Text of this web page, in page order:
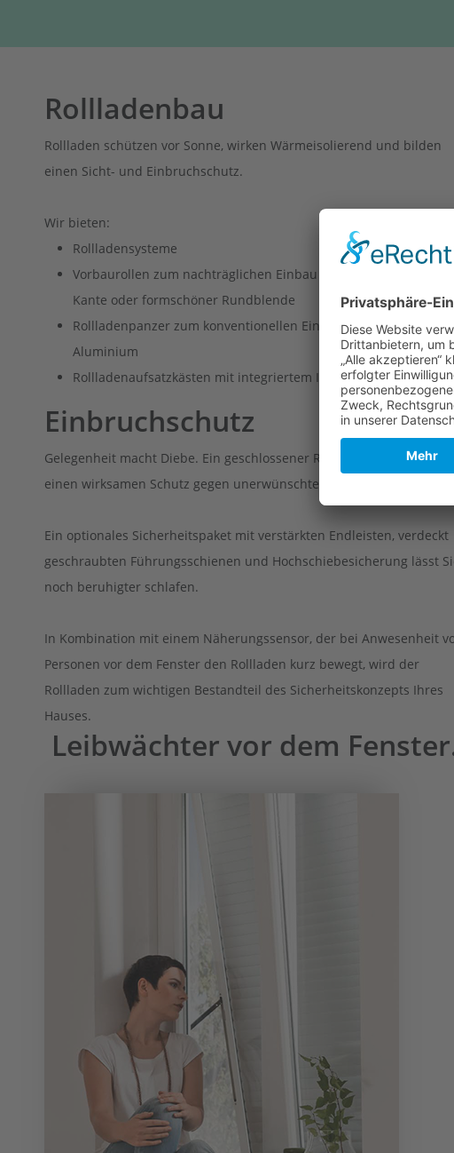
Rollladenbau
Rollladen schützen vor Sonne, wirken Wärmeisolierend und bilden
einen Sicht- und Einbruchschutz.
Wir bieten:
Rollladensysteme
Vorbaurollen zum nachträglichen Einbau mit abgeschrägter
Kante oder formschöner Rundblende
Rollladenpanzer zum konventionellen Einbau in Kunstoff und
Aluminium
Rollladenaufsatzkästen mit integriertem Insektenschutz
Einbruchschutz
Gelegenheit macht Diebe. Ein geschlossener Rollladen bietet bereits
einen wirksamen Schutz gegen unerwünschte Eindringlinge.
Ein optionales Sicherheitspaket mit verstärkten Endleisten, verdeckt
geschraubten Führungsschienen und Hochschiebesicherung lässt
noch beruhigter schlafen.
In Kombination mit einem Näherungssensor, der bei Anwesenheit
Personen vor dem Fenster den Rollladen kurz bewegt, wird der
Rollladen zum wichtigen Bestandteil des Sicherheitskonzepts Ihres
Hauses.
Leibwächter vor dem